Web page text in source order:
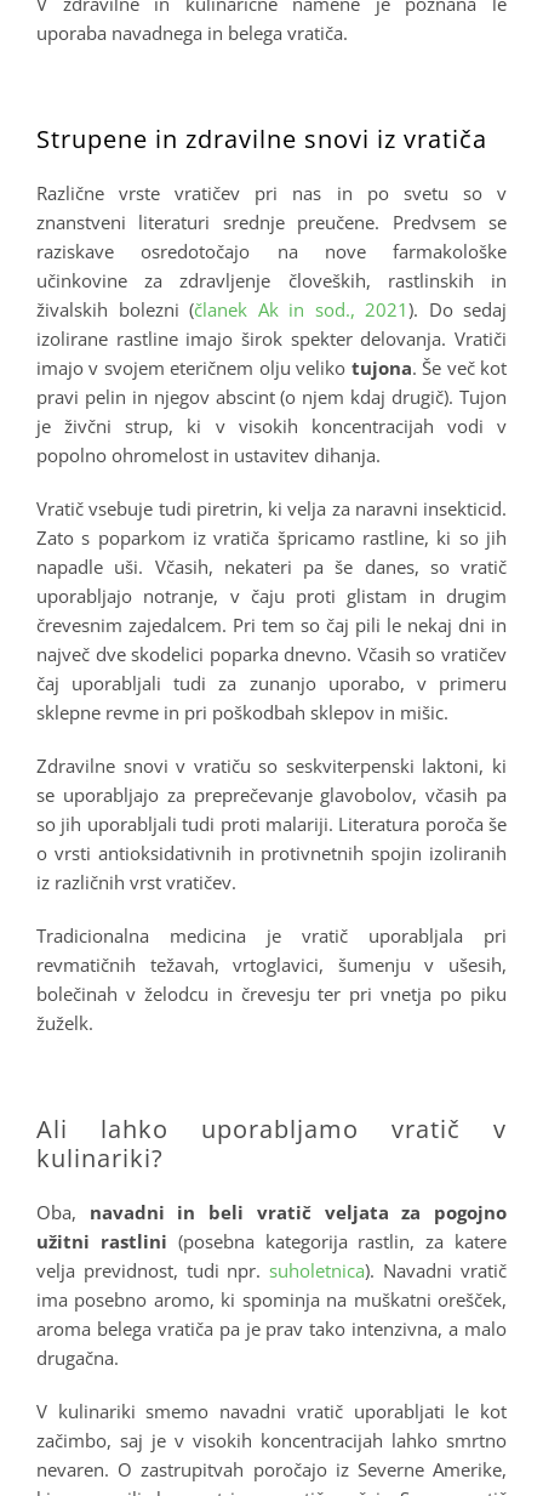
uporaba navadnega in belega vratiča.
Strupene in zdravilne snovi iz vratiča
Različne vrste vratičev pri nas in po svetu so v
znanstveni literaturi srednje preučene. Predvsem se
raziskave osredotočajo na nove farmakološke
učinkovine za zdravljenje človeških, rastlinskih in
živalskih bolezni (članek Ak in sod., 2021). Do sedaj
izolirane rastline imajo širok spekter delovanja. Vratiči
imajo v svojem eteričnem olju veliko tujona. Še več kot
pravi pelin in njegov abscint (o njem kdaj drugič). Tujon
je živčni strup, ki v visokih koncentracijah vodi v
popolno ohromelost in ustavitev dihanja.
Vratič vsebuje tudi piretrin, ki velja za naravni insekticid.
Zato s poparkom iz vratiča špricamo rastline, ki so jih
napadle uši. Včasih, nekateri pa še danes, so vratič
uporabljajo notranje, v čaju proti glistam in drugim
črevesnim zajedalcem. Pri tem so čaj pili le nekaj dni in
največ dve skodelici poparka dnevno. Včasih so vratičev
čaj uporabljali tudi za zunanjo uporabo, v primeru
sklepne revme in pri poškodbah sklepov in mišic.
Zdravilne snovi v vratiču so seskviterpenski laktoni, ki
se uporabljajo za preprečevanje glavobolov, včasih pa
so jih uporabljali tudi proti malariji. Literatura poroča še
o vrsti antioksidativnih in protivnetnih spojin izoliranih
iz različnih vrst vratičev.
Tradicionalna medicina je vratič uporabljala pri
revmatičnih težavah, vrtoglavici, šumenju v ušesih,
bolečinah v želodcu in črevesju ter pri vnetja po piku
žuželk.
Ali lahko uporabljamo vratič v
kulinariki?
Oba, navadni in beli vratič veljata za pogojno
užitni rastlini (posebna kategorija rastlin, za katere
velja previdnost, tudi npr.suholetnica). Navadni vratič
ima posebno aromo, ki spominja na muškatni orešček,
aroma belega vratiča pa je prav tako intenzivna, a malo
drugačna.
V kulinariki smemo navadni vratič uporabljati le kot
začimbo, saj je v visokih koncentracijah lahko smrtno
nevaren. O zastrupitvah poročajo iz Severne Amerike,